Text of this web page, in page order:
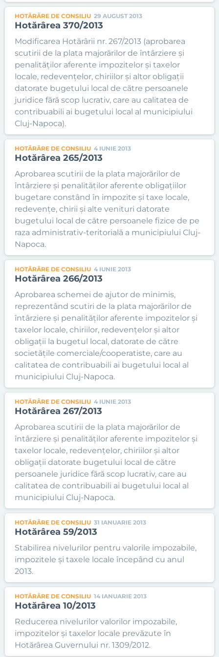
HOTĂRÂRE DE CONSILIU 29 AUGUST 2013
Hotărârea 370/2013
Modificarea Hotărârii nr. 267/2013 (aprobarea
scutirii de la plata majorărilor de întârziere şi
penalităţilor aferente impozitelor şi taxelor
locale, redevenţelor, chiriilor şi altor obligaţii
datorate bugetului local de către persoanele
juridice fără scop lucrativ, care au calitatea de
contribuabili ai bugetului local al municipiului
Cluj-Napoca).
HOTĂRÂRE DE CONSILIU 4 IUNIE 2013
Hotărârea 265/2013
Aprobarea scutirii de la plata majorărilor de
întârziere şi penalităţilor aferente obligaţiilor
bugetare constând în impozite şi taxe locale,
redevenţe, chirii şi alte venituri datorate
bugetului local de către persoanele fizice de pe
raza administrativ-teritorială a municipiului Cluj-
Napoca.
HOTĂRÂRE DE CONSILIU 4 IUNIE 2013
Hotărârea 266/2013
Aprobarea schemei de ajutor de minimis,
reprezentând scutiri de la plata majorărilor de
întârziere şi penalităţilor aferente impozitelor şi
taxelor locale, chiriilor, redevenţelor şi altor
obligaţii la bugetul local, datorate de către
societăţile comerciale/cooperatiste, care au
calitatea de contribuabili ai bugetului local al
municipiului Cluj-Napoca.
HOTĂRÂRE DE CONSILIU 4 IUNIE 2013
Hotărârea 267/2013
Aprobarea scutirii de la plata majorărilor de
întârziere şi penalităţilor aferente impozitelor şi
taxelor locale, redevenţelor, chiriilor şi altor
obligaţii datorate bugetului local de către
persoanele juridice fără scop lucrativ, care au
calitatea de contribuabili ai bugetului local al
municipiului Cluj-Napoca.
HOTĂRÂRE DE CONSILIU 31 IANUARIE 2013
Hotărârea 59/2013
Stabilirea nivelurilor pentru valorile impozabile,
impozitele şi taxele locale începând cu anul
2013.
HOTĂRÂRE DE CONSILIU 14 IANUARIE 2013
Hotărârea 10/2013
Reducerea nivelurilor valorilor impozabile,
impozitelor şi taxelor locale prevăzute în
Hotărârea Guvernului nr. 1309/2012.